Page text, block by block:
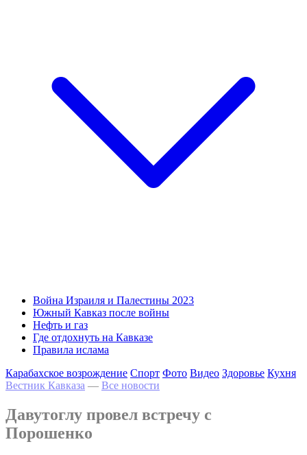
Война Израиля и Палестины 2023
Южный Кавказ после войны
Нефть и газ
Где отдохнуть на Кавказе
Правила ислама
Карабахское возрождение Спорт Фото Видео Здоровье Кухня
Вестник Кавказа — Все новости
Давутоглу провел встречу с
Порошенко